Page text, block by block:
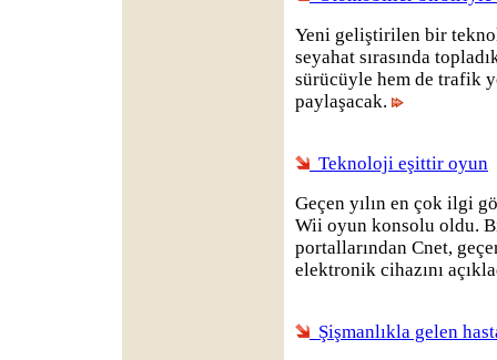
Yeni geliştirilen bir
seyahat sırasında
sürücüyle hem de trafik
paylaşacak.
Teknoloji eşittir oyun
Geçen yılın en çok ilgi
Wii oyun konsolu oldu.
portallarından Cnet,
elektronik cihazını
Şişmanlıkla gelen